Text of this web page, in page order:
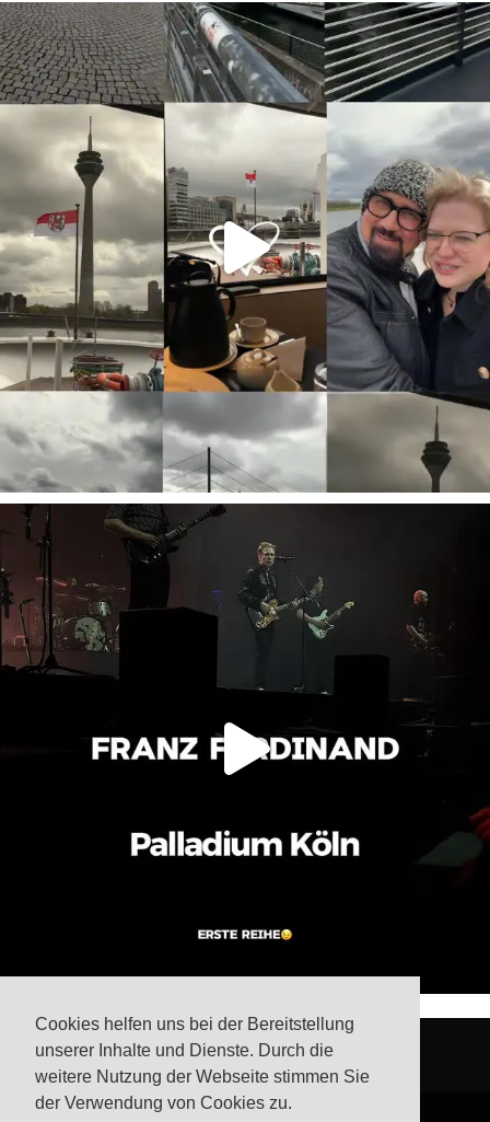
Cookies helfen uns bei der Bereitstellung
unserer Inhalte und Dienste. Durch die
weitere Nutzung der Webseite stimmen Sie
der Verwendung von Cookies zu.